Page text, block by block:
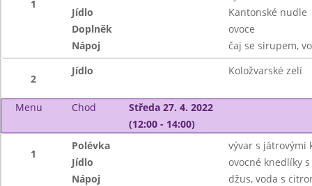
1
Jídlo
Kantonské nudle
Doplněk
ovoce
Nápoj
čaj se sirupem,
2
Jídlo Koložvarské zelí
Menu Chod
Středa 27. 4. 2022
(12:00 - 14:00)
1
Polévka
vývar s játrovými
Jídlo
ovocné knedlíky
Nápoj
džus, voda s